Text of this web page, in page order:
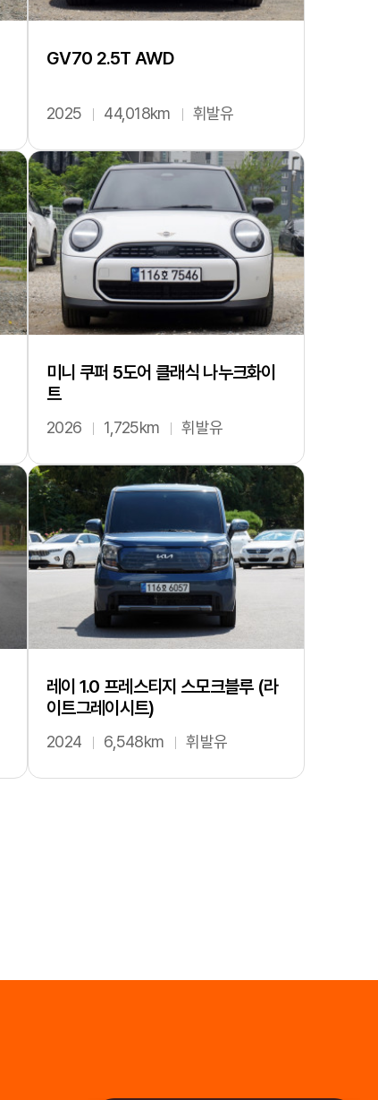
GV70 2.5T AWD
2025 44,018km 휘발유
미니 쿠퍼 5도어 클래식 나누크화이
트
2026 1,725km 휘발유
레이 1.0 프레스티지 스모크블루 (라
이트그레이시트)
2024 6,548km 휘발유